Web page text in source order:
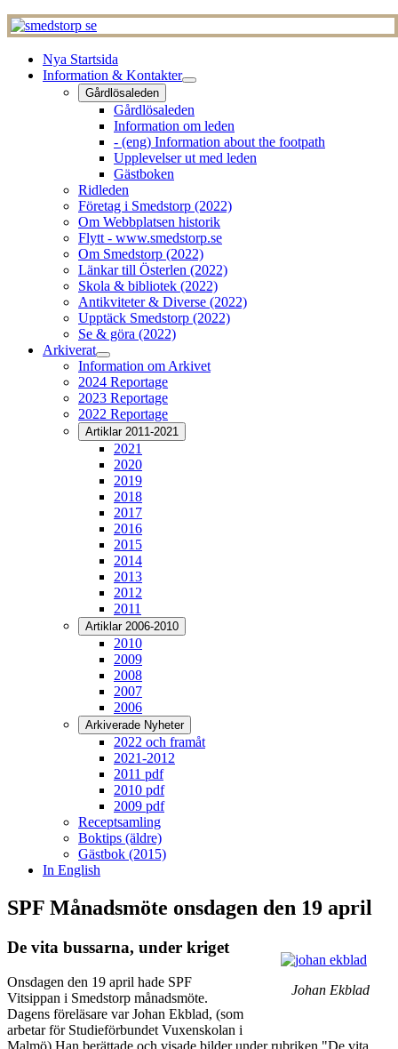
Nya Startsida
Information & Kontakter
Gårdlösaleden
Gårdlösaleden
Information om leden
- (eng) Information about the footpath
Upplevelser ut med leden
Gästboken
Ridleden
Företag i Smedstorp (2022)
Om Webbplatsen historik
Flytt - www.smedstorp.se
Om Smedstorp (2022)
Länkar till Österlen (2022)
Skola & bibliotek (2022)
Antikviteter & Diverse (2022)
Upptäck Smedstorp (2022)
Se & göra (2022)
Arkiverat
Information om Arkivet
2024 Reportage
2023 Reportage
2022 Reportage
Artiklar 2011-2021
2021
2020
2019
2018
2017
2016
2015
2014
2013
2012
2011
Artiklar 2006-2010
2010
2009
2008
2007
2006
Arkiverade Nyheter
2022 och framåt
2021-2012
2011 pdf
2010 pdf
2009 pdf
Receptsamling
Boktips (äldre)
Gästbok (2015)
In English
SPF Månadsmöte onsdagen den 19 april
Johan Ekblad
De vita bussarna, under kriget
Onsdagen den 19 april hade SPF
Vitsippan i Smedstorp månadsmöte.
Dagens föreläsare var Johan Ekblad, (som
arbetar för Studieförbundet Vuxenskolan i
Malmö) Han berättade och visade bilder under rubriken "De vita